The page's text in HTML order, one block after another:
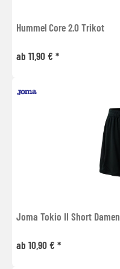
Hummel Core 2.0 Trikot
ab 11,90 € *
Joma Tokio II Short Damen
ab 10,90 € *